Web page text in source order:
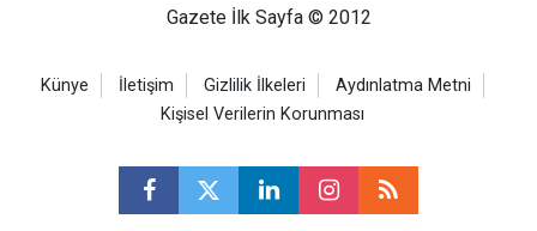
Gazete İlk Sayfa © 2012
Künye İletişim Gizlilik İlkeleri
Aydınlatma Metni
Kişisel Verilerin Korunması